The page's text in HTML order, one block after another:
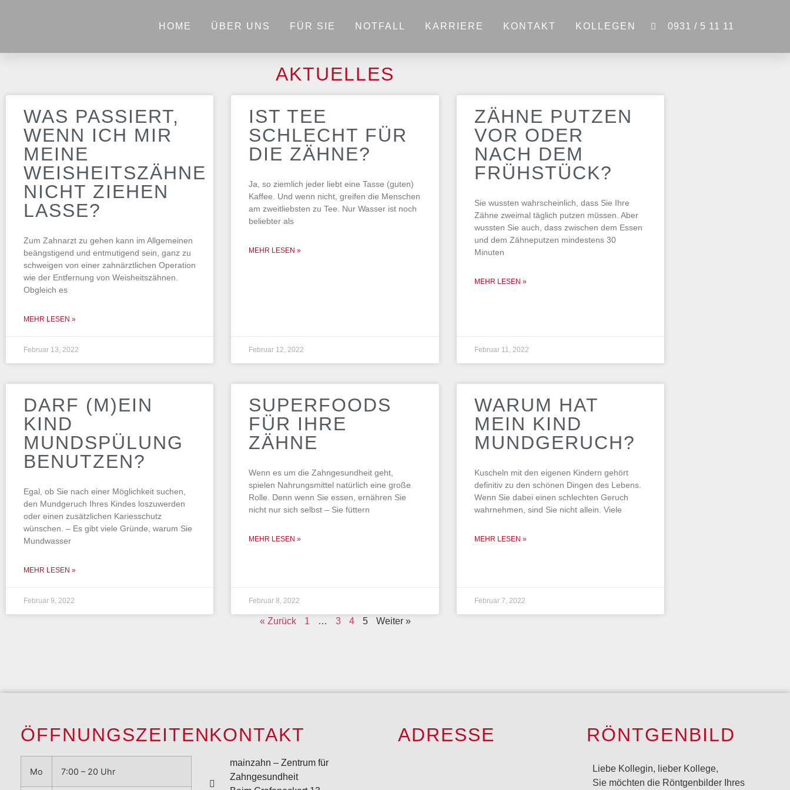
HOME ÜBER UNS FÜR SIE NOTFALL KARRIERE KONTAKT KOLLEGEN 0931 / 5 11 11
AKTUELLES
WAS PASSIERT,
WENN ICH MIR
MEINE
WEISHEITSZÄHNE
NICHT ZIEHEN
LASSE?
Zum Zahnarzt zu gehen kann im Allgemeinen
beängstigend und entmutigend sein, ganz zu
schweigen von einer zahnärztlichen Operation
wie der Entfernung von Weisheitszähnen.
Obgleich es
MEHR LESEN »
Februar 13, 2022
IST TEE
SCHLECHT FÜR
DIE ZÄHNE?
Ja, so ziemlich jeder liebt eine Tasse (guten)
Kaffee. Und wenn nicht, greifen die Menschen
am zweitliebsten zu Tee. Nur Wasser ist noch
beliebter als
MEHR LESEN »
Februar 12, 2022
ZÄHNE PUTZEN
VOR ODER
NACH DEM
FRÜHSTÜCK?
Sie wussten wahrscheinlich, dass Sie Ihre
Zähne zweimal täglich putzen müssen. Aber
wussten Sie auch, dass zwischen dem Essen
und dem Zähneputzen mindestens 30
Minuten
MEHR LESEN »
Februar 11, 2022
DARF (M)EIN
KIND
MUNDSPÜLUNG
BENUTZEN?
Egal, ob Sie nach einer Möglichkeit suchen,
den Mundgeruch Ihres Kindes loszuwerden
oder einen zusätzlichen Kariesschutz
wünschen. – Es gibt viele Gründe, warum Sie
Mundwasser
MEHR LESEN »
Februar 9, 2022
SUPERFOODS
FÜR IHRE
ZÄHNE
Wenn es um die Zahngesundheit geht,
spielen Nahrungsmittel natürlich eine große
Rolle. Denn wenn Sie essen, ernähren Sie
nicht nur sich selbst – Sie füttern
MEHR LESEN »
Februar 8, 2022
WARUM HAT
MEIN KIND
MUNDGERUCH?
Kuscheln mit den eigenen Kindern gehört
definitiv zu den schönen Dingen des Lebens.
Wenn Sie dabei einen schlechten Geruch
wahrnehmen, sind Sie nicht allein. Viele
MEHR LESEN »
Februar 7, 2022
« Zurück 1 … 3 4 5 Weiter »
ÖFFNUNGSZEITEN
Mo 7:00 – 20 Uhr
KONTAKT
mainzahn – Zentrum für
Zahngesundheit
ADRESSE RÖNTGENBILD
Liebe Kollegin, lieber Kollege,
Sie möchten die Röntgenbilder Ihres